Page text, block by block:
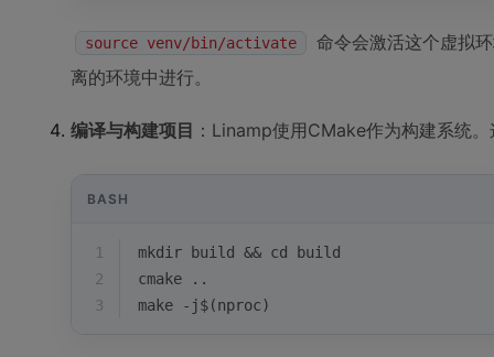
source venv/bin/activate
命令会激活这个虚拟
离的环境中进行。
编译与构建项目 ：Linamp使用CMake作为构建系统
BASH
1 mkdir build && cd
build
2
cmake ..
3
make -j$(nproc)